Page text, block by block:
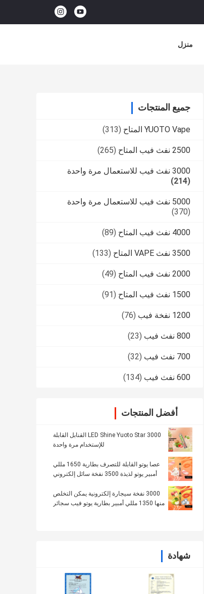
منزل
جميع المنتجات
YUOTO Vape المتاح (313)
2500 نفث فيب المتاح (265)
3000 نفث فيب للاستعمال مرة واحدة
(214)
5000 نفث فيب للاستعمال مرة واحدة
(370)
4000 نفث فيب المتاح (89)
3500 نفث VAPE المتاح (133)
2000 نفث فيب المتاح (49)
1500 نفث فيب المتاح (91)
1200 نفخة فيب (76)
800 نفث فيب (23)
700 نفث فيب (32)
600 نفث فيب (134)
أفضل المنتجات
LED Shine Yuoto Star 3000 القنابل القابلة
للإستخدام مرة واحدة
عصا يوتو القابلة للتصرف بطارية 1650 مللي
أمبير يوتو لذيذة 3500 نفخة سائل إلكتروني
3000 نفخة سيجارة إلكترونية يمكن التخلص
منها 1350 مللي أمبير بطارية يوتو فيب سجائر
شهادة